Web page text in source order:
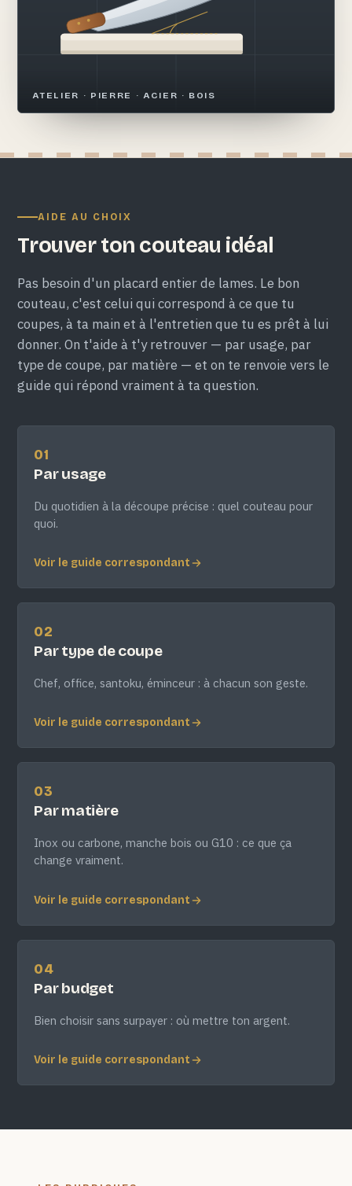
ATELIER · PIERRE · ACIER · BOIS
AIDE AU CHOIX
Trouver ton couteau idéal
Pas besoin d'un placard entier de lames. Le bon
couteau, c'est celui qui correspond à ce que tu
coupes, à ta main et à l'entretien que tu es prêt à lui
donner. On t'aide à t'y retrouver — par usage, par
type de coupe, par matière — et on te renvoie vers le
guide qui répond vraiment à ta question.
01
Par usage
Du quotidien à la découpe précise : quel couteau pour
quoi.
Voir le guide correspondant
02
Par type de coupe
Chef, office, santoku, éminceur : à chacun son geste.
Voir le guide correspondant
03
Par matière
Inox ou carbone, manche bois ou G10 : ce que ça
change vraiment.
Voir le guide correspondant
04
Par budget
Bien choisir sans surpayer : où mettre ton argent.
Voir le guide correspondant